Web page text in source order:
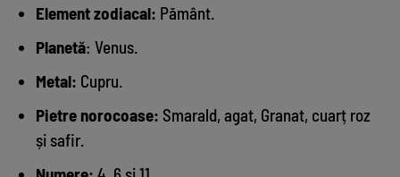
Element zodiacal: Pământ.
Planetă: Venus.
Metal: Cupru.
Pietre norocoase: Smarald, agat, Granat, cuarț roz
și safir.